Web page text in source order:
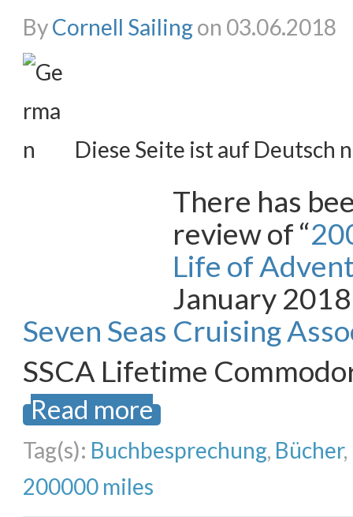
ByCornell Sailingon 03.06.2018
Diese Seite ist auf Deutsch
There has
review of “
Life of
January
Seven Seas Cruising
SSCA Lifetime
Read more
Tag(s): Buchbesprechung, Bücher,
200000 miles